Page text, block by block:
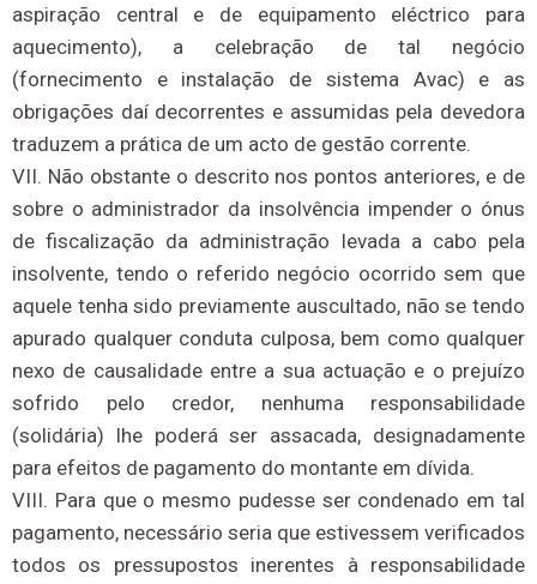
aspiração central e de equipamento eléctrico para
aquecimento), a celebração de tal negócio
(fornecimento e instalação de sistema Avac) e as
obrigações daí decorrentes e assumidas pela devedora
traduzem a prática de um acto de gestão corrente.
VII. Não obstante o descrito nos pontos anteriores, e de
sobre o administrador da insolvência impender o ónus
de fiscalização da administração levada a cabo pela
insolvente, tendo o referido negócio ocorrido sem que
aquele tenha sido previamente auscultado, não se tendo
apurado qualquer conduta culposa, bem como qualquer
nexo de causalidade entre a sua actuação e o prejuízo
sofrido pelo credor, nenhuma responsabilidade
(solidária) lhe poderá ser assacada, designadamente
para efeitos de pagamento do montante em dívida.
VIII. Para que o mesmo pudesse ser condenado em tal
pagamento, necessário seria que estivessem verificados
todos os pressupostos inerentes à responsabilidade